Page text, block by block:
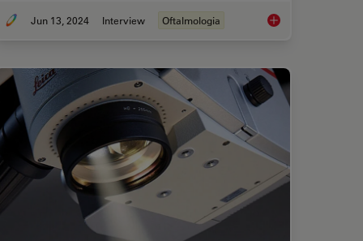
for Superior Visualization in Cataract Surgery
Jun 13, 2024 Interview Oftalmologia Buying an